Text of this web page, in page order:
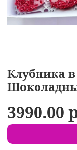
Клубника
3990.00